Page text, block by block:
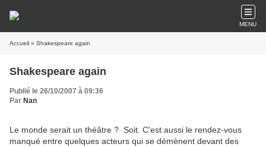
MENU
Accueil » Shakespeare again
Shakespeare again
Publié le 26/10/2007 à 09:36
Par Nan
Le monde serait un théâtre ? Soit. C'est aussi le rendez-vous
manqué entre quelques acteurs qui se démènent devant des